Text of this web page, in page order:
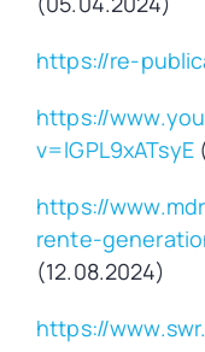
https://re-
https://
v=lGPL9xATsyE
https://
rente-
(12.08.2024)
https://